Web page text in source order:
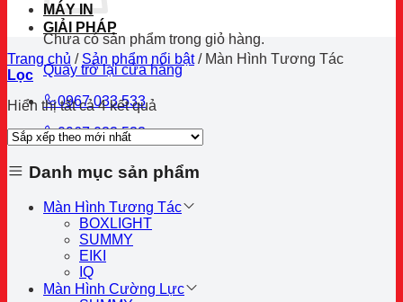
Chưa có sản phẩm trong giỏ hàng.
Quay trở lại cửa hàng
0967 033 533
0967 033 533
MÁY IN
GIẢI PHÁP
Trang chủ / Sản phẩm nổi bật /Màn Hình Tương Tác
Lọc
Hiển thị tất cả 4 kết quả
mới
nhất
Danh mục sản phẩm
Màn Hình Tương Tác
BOXLIGHT
SUMMY
EIKI
IQ
Màn Hình Cường Lực